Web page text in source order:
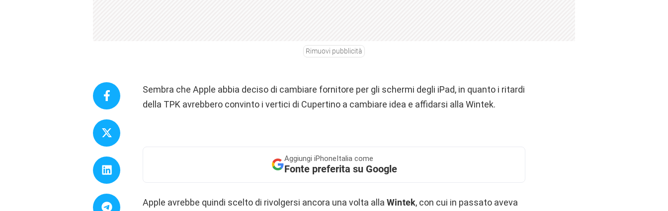
Rimuovi pubblicità
Sembra che Apple abbia deciso di cambiare fornitore per gli schermi degli iPad, in quanto i ritardi
della TPK avrebbero convinto i vertici di Cupertino a cambiare idea e affidarsi alla Wintek.
Aggiungi iPhoneItalia come
Fonte preferita su Google
Apple avrebbe quindi scelto di rivolgersi ancora una volta alla Wintek, con cui in passato aveva